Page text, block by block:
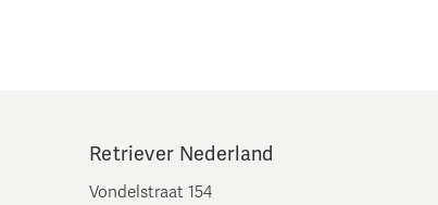
Retriever Nederland
Vondelstraat 154